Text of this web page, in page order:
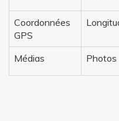
Coordonnées
GPS
Médias Photos